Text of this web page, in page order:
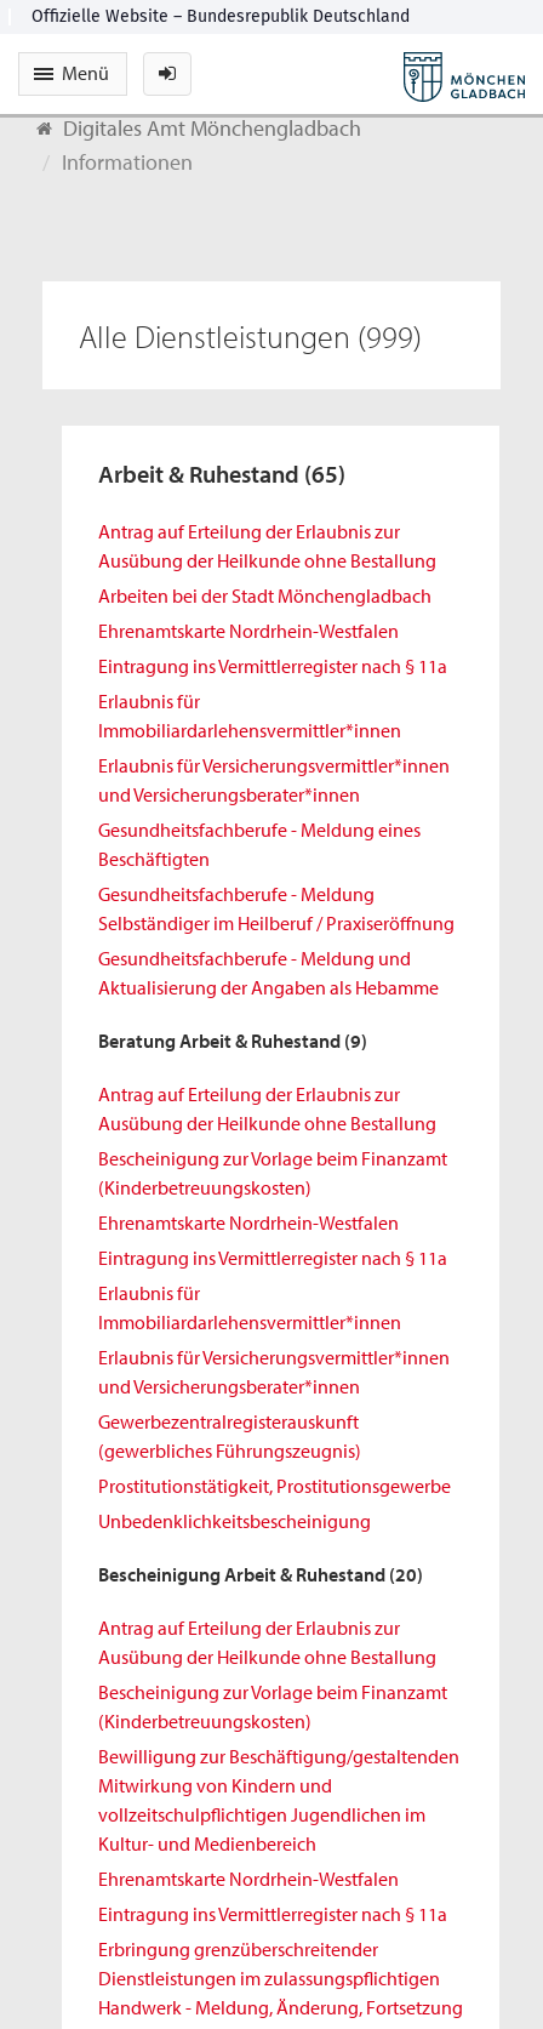
Menü
Digitales Amt Mönchengladbach
Informationen
Alle Dienstleistungen (999)
Arbeit & Ruhestand (65)
Antrag auf Erteilung der Erlaubnis zur
Ausübung der Heilkunde ohne Bestallung
Arbeiten bei der Stadt Mönchengladbach
Ehrenamtskarte Nordrhein-Westfalen
Eintragung ins Vermittlerregister nach § 11a
Erlaubnis für
Immobiliardarlehensvermittler*innen
Erlaubnis für Versicherungsvermittler*innen
und Versicherungsberater*innen
Gesundheitsfachberufe - Meldung eines
Beschäftigten
Gesundheitsfachberufe - Meldung
Selbständiger im Heilberuf / Praxiseröffnung
Gesundheitsfachberufe - Meldung und
Aktualisierung der Angaben als Hebamme
Beratung Arbeit & Ruhestand (9)
Antrag auf Erteilung der Erlaubnis zur
Ausübung der Heilkunde ohne Bestallung
Bescheinigung zur Vorlage beim Finanzamt
(Kinderbetreuungskosten)
Ehrenamtskarte Nordrhein-Westfalen
Eintragung ins Vermittlerregister nach § 11a
Erlaubnis für
Immobiliardarlehensvermittler*innen
Erlaubnis für Versicherungsvermittler*innen
und Versicherungsberater*innen
Gewerbezentralregisterauskunft
(gewerbliches Führungszeugnis)
Prostitutionstätigkeit, Prostitutionsgewerbe
Unbedenklichkeitsbescheinigung
Bescheinigung Arbeit & Ruhestand (20)
Antrag auf Erteilung der Erlaubnis zur
Ausübung der Heilkunde ohne Bestallung
Bescheinigung zur Vorlage beim Finanzamt
(Kinderbetreuungskosten)
Bewilligung zur Beschäftigung/gestaltenden
Mitwirkung von Kindern und
vollzeitschulpflichtigen Jugendlichen im
Kultur- und Medienbereich
Ehrenamtskarte Nordrhein-Westfalen
Eintragung ins Vermittlerregister nach § 11a
Erbringung grenzüberschreitender
Dienstleistungen im zulassungspflichtigen
Handwerk - Meldung, Änderung, Fortsetzung